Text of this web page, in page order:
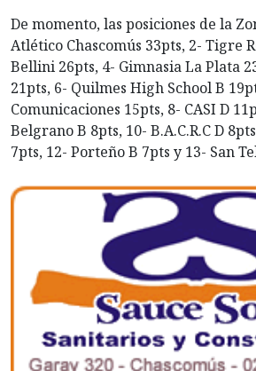
De momento, las posiciones de la
Atlético Chascomús 33pts, 2- Tigre
Bellini 26pts, 4- Gimnasia La Plata
21pts, 6- Quilmes High School B
Comunicaciones 15pts, 8- CASI D
Belgrano B 8pts, 10- B.A.C.R.C D
7pts, 12- Porteño B 7pts y 13- San